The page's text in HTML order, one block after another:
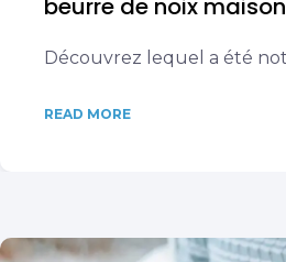
beurre de noix maison
Découvrez lequel a été
READ MORE